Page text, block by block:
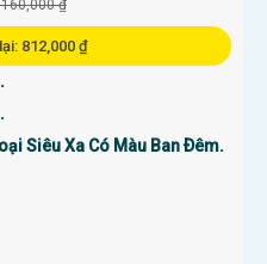
₫
812,000 ₫
Siêu Xa Có Màu Ban Ðêm.